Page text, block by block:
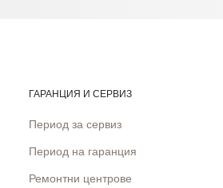
ГАРАНЦИЯ И СЕРВИЗ
Период за сервиз
Период на гаранция
Ремонтни центрове